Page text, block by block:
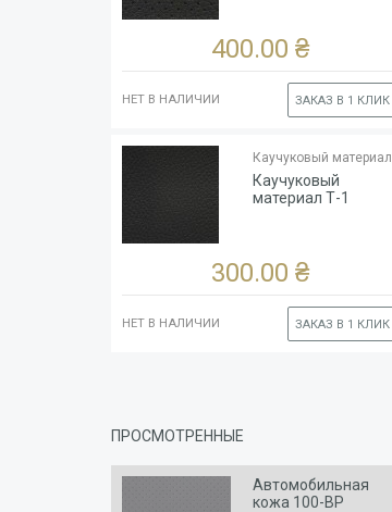
рулона,
см
140
400.00 ₴
НЕТ В НАЛИЧИИ ЗАКАЗ В 1 КЛИК
(глянцевый)
Чёрный
см
Каучуковый материал
Каучуковый
материал Т-1
300.00 ₴
НЕТ В НАЛИЧИИ ЗАКАЗ В 1 КЛИК
ПРОСМОТРЕННЫЕ
Автомобильная
кожа 100-BP